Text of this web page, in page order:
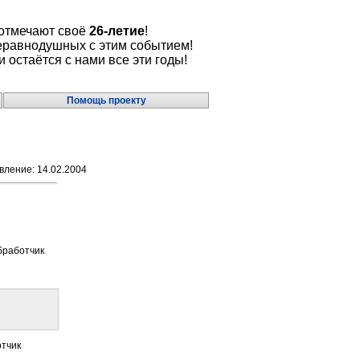
своё 26-летие!
с этим событием!
с нами все эти годы!
Помощь проекту
14.02.2004